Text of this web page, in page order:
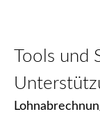
Tools und